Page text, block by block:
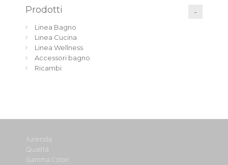
Prodotti
Linea Bagno
Linea Cucina
Linea Wellness
Accessori bagno
Ricambi
Azienda
Qualità
Gamma Colori